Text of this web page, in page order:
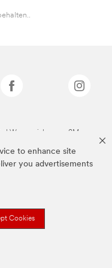
to enhance site
you advertisements
Cookies
Warenzeichen von 3M.